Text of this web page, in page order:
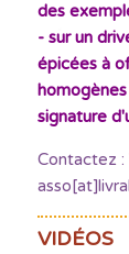
des
- sur un
épicées à
signature
Contactez :
VIDÉOS